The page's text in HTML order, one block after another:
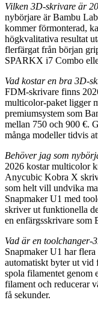
Vilken 3D-skrivare är
nybörjare är Bambu
kommer förmonterad,
högkvalitativa resultat
flerfärgat från början
SPARKX i7 Combo
Vad kostar en bra 3D-
FDM-skrivare finns
multicolor-paket ligger
premiumsystem som
mellan 750 och 900 €.
många modeller tidvis
Behöver jag som
2026 kostar multicolor
Anycubic Kobra X
som helt vill undvika
Snapmaker U1 med
skriver ut funktionella
en enfärgsskrivare som
Vad är en toolchanger-
Snapmaker U1 har
automatiskt byter ut vid
spola filamentet genom
filament och reducerar
få sekunder.